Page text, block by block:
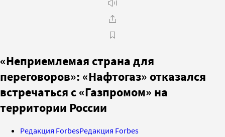
«Неприемлемая страна для
переговоров»: «Нафтогаз» отказался
встречаться с «Газпромом» на
территории России
Редакция ForbesРедакция Forbes